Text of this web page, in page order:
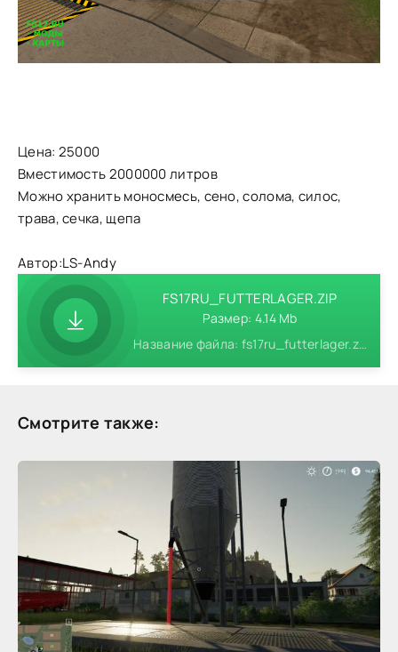
Цена: 25000
Вместимость 2000000 литров
Можно хранить моносмесь, сено, солома, силос,
трава, сечка, щепа
Автор:LS-Andy
FS17RU_FUTTERLAGER.ZIP
Размер: 4.14 Mb
Название файла: fs17ru_futterlager.zip
Смотрите также: